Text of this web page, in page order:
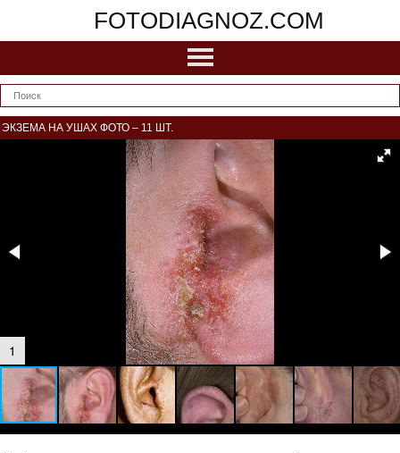
FOTODIAGNOZ.COM
ЭКЗЕМА НА УШАХ ФОТО – 11 ШТ.
1